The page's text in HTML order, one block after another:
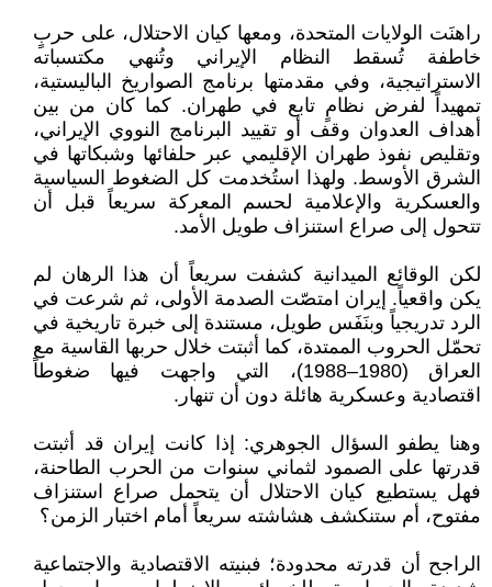
راهنَت الولايات المتحدة، ومعها كيان الاحتلال، على حربٍ
خاطفة تُسقط النظام الإيراني وتُنهي مكتسباته
الاستراتيجية، وفي مقدمتها برنامج الصواريخ الباليستية،
تمهيداً لفرض نظامٍ تابع في طهران. كما كان من بين
أهداف العدوان وقف أو تقييد البرنامج النووي الإيراني،
وتقليص نفوذ طهران الإقليمي عبر حلفائها وشبكاتها في
الشرق الأوسط. ولهذا استُخدمت كل الضغوط السياسية
والعسكرية والإعلامية لحسم المعركة سريعاً قبل أن
تتحول إلى صراع استنزاف طويل الأمد.
لكن الوقائع الميدانية كشفت سريعاً أن هذا الرهان لم
يكن واقعياً. إيران امتصّت الصدمة الأولى، ثم شرعت في
الرد تدريجياً وبنَفَس طويل، مستندة إلى خبرة تاريخية في
تحمّل الحروب الممتدة، كما أثبتت خلال حربها القاسية مع
العراق (1980–1988)، التي واجهت فيها ضغوطاً
اقتصادية وعسكرية هائلة دون أن تنهار.
وهنا يطفو السؤال الجوهري: إذا كانت إيران قد أثبتت
قدرتها على الصمود لثماني سنوات من الحرب الطاحنة،
فهل يستطيع كيان الاحتلال أن يتحمل صراع استنزاف
مفتوح، أم ستنكشف هشاشته سريعاً أمام اختبار الزمن؟
الراجح أن قدرته محدودة؛ فبنيته الاقتصادية والاجتماعية